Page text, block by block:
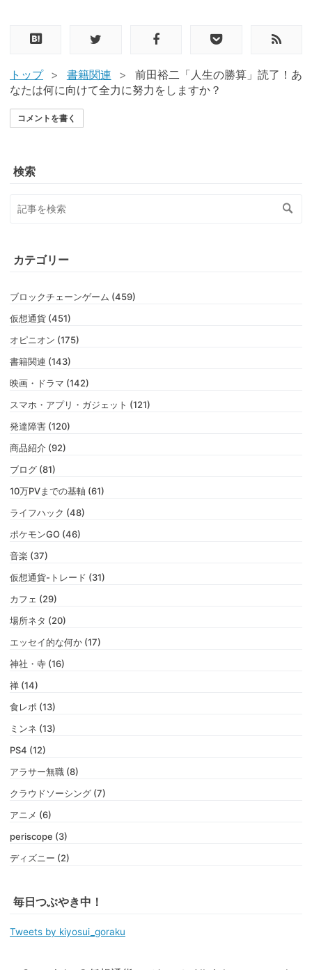
トップ > 書籍関連 >
前田裕二「人生の勝算」読了！あ
なたは何に向けて全力に努力をしますか？
コメントを書く
検索
カテゴリー
ブロックチェーンゲーム (459)
仮想通貨 (451)
オピニオン (175)
書籍関連 (143)
映画・ドラマ (142)
スマホ・アプリ・ガジェット (121)
発達障害 (120)
商品紹介 (92)
ブログ (81)
10万PVまでの基軸 (61)
ライフハック (48)
ポケモンGO (46)
音楽 (37)
仮想通貨-トレード (31)
カフェ (29)
場所ネタ (20)
エッセイ的な何か (17)
神社・寺 (16)
禅 (14)
食レポ (13)
ミンネ (13)
PS4 (12)
アラサー無職 (8)
クラウドソーシング (7)
アニメ (6)
periscope (3)
ディズニー (2)
毎日つぶやき中！
Tweets by kiyosui_goraku